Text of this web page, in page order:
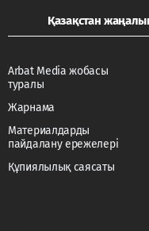
Қазақстан
Arbat Media жобасы
туралы
Жарнама
Материалдарды
пайдалану ережелері
Құпиялылық саясаты